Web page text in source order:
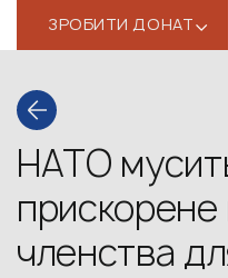
ЗРОБИТИ ДОНАТ‹
НАТО
членства